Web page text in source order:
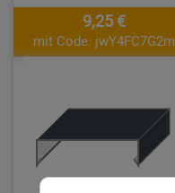
9,25 €
mit Code: jwY4FC7G2m